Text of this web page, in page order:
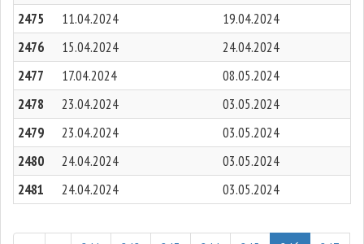
2475
11.04.2024
19.04.2024
2476
15.04.2024
24.04.2024
2477
17.04.2024
08.05.2024
2478
23.04.2024
03.05.2024
2479
23.04.2024
03.05.2024
2480
24.04.2024
03.05.2024
2481
24.04.2024 03.05.2024